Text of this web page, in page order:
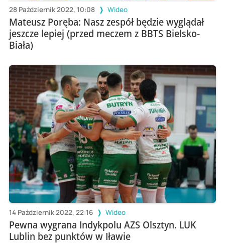
28 Październik 2022, 10:08 Wideo
Mateusz Poręba: Nasz zespół będzie wyglądał
jeszcze lepiej (przed meczem z BBTS Bielsko-
Biała)
14 Październik 2022, 22:16 Wideo
Pewna wygrana Indykpolu AZS Olsztyn. LUK
Lublin bez punktów w Iławie